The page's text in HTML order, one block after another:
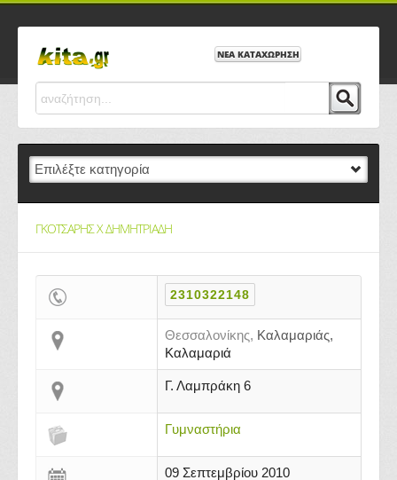
ΝΕΑ ΚΑΤΑΧΩΡΗΣΗ
ΓΚΟΤΣΑΡΗΣ Χ ΔΗΜΗΤΡΙΑΔΗ
2310322148
Θεσσαλονίκης, Καλαμαριάς,
Καλαμαριά
Γ. Λαμπράκη 6
Γυμναστήρια
09 Σεπτεμβρίου 2010